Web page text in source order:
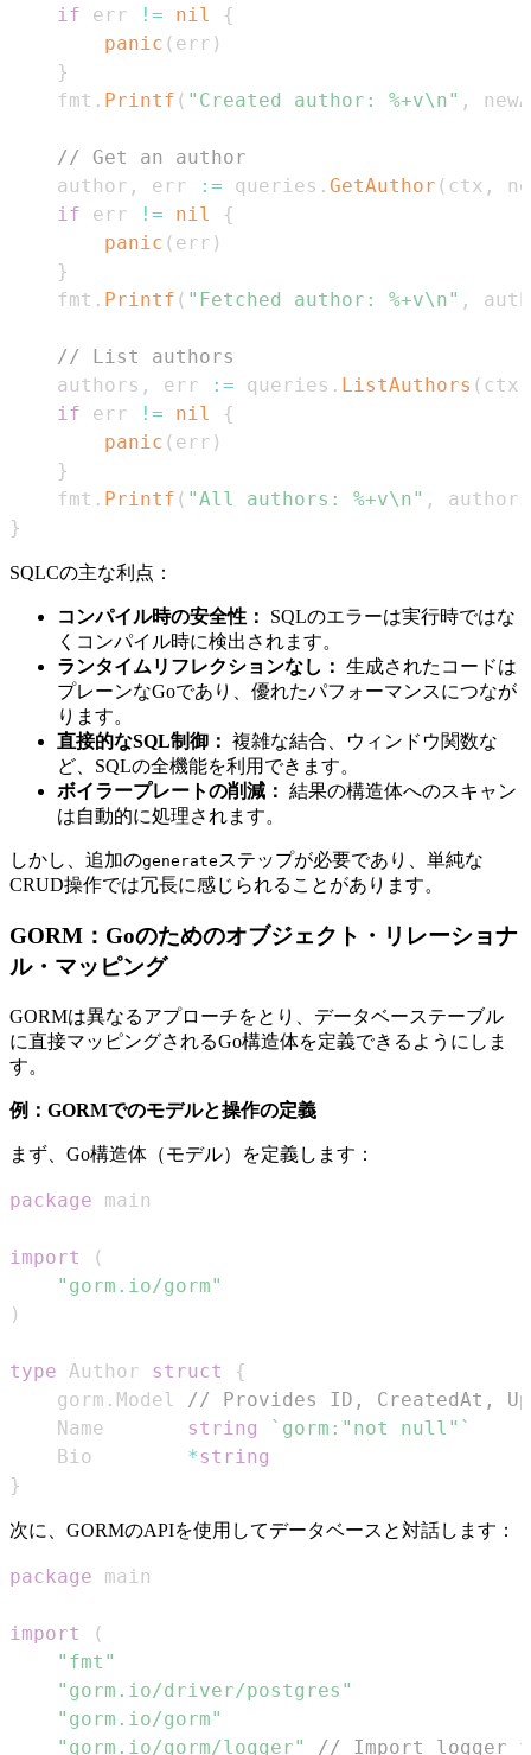
if err != nil
{
panic ( err )
}
	fmt
. Printf ( "Created author: %+v\n" ,
// Get an author
	author
, err := queries . GetAuthor ( ctx ,
if err != nil
{
panic ( err )
}
	fmt
. Printf ( "Fetched author: %+v\n" ,
// List authors
	authors
, err := queries . ListAuthors ( ctx
if err != nil
{
panic ( err )
}
	fmt
. Printf ( "All authors: %+v\n" ,
authors
}
SQLCの主な利点：
コンパイル時の安全性：
SQLのエラーは実行時ではな
くコンパイル時に検出されます。
ランタイムリフレクションなし： 生成されたコードは
プレーンなGoであり、優れたパフォーマンスにつなが
ります。
直接的なSQL制御： 複雑な結合、ウィンドウ関数な
ど、SQLの全機能を利用できます。
ボイラープレートの削減： 結果の構造体へのスキャン
は自動的に処理されます。
しかし、追加のgenerate ステップが必要であり、単純な
CRUD操作では冗長に感じられることがあります。
GORM：Goのためのオブジェクト・リレーショナ
ル・マッピング
GORMは異なるアプローチをとり、データベーステーブル
に直接マッピングされるGo構造体を定義できるようにしま
す。
例：GORMでのモデルと操作の定義
まず、Go構造体（モデル）を定義します：
package
import
(
"gorm.io/gorm"
)
type Author struct
{
	gorm
. Model
// Provides ID, CreatedAt,
	Name
string
`gorm:"not null"`
	Bio
*string
}
次に、GORMのAPIを使用してデータベースと対話します：
package
import
(
"fmt"
"gorm.io/driver/postgres"
"gorm.io/gorm"
"gorm.io/gorm/logger"
// Import logger